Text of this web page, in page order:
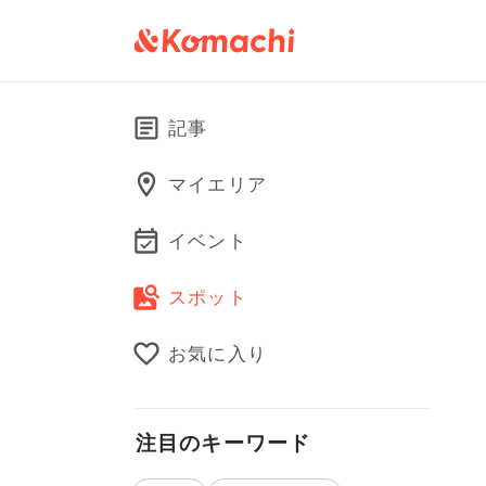
記事
マイエリア
イベント
スポット
お気に入り
注目のキーワード